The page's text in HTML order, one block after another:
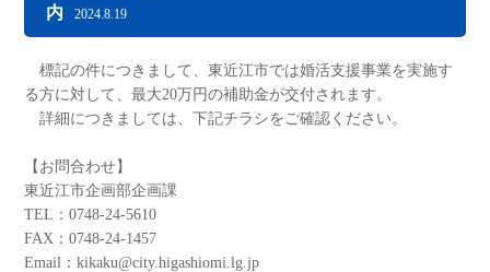
内
2024.8.19
標記の件につきまして、東近江市では婚活支援事業を実施す
る方に対して、最大20万円の補助金が交付されます。
詳細につきましては、下記チラシをご確認ください。
【お問合わせ】
東近江市企画部企画課
TEL：0748-24-5610
FAX：0748-24-1457
Email：kikaku@city.higashiomi.lg.jp